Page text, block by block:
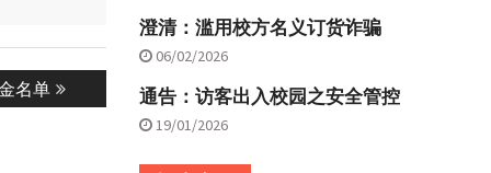
名单
澄清：滥用校方名义订货诈骗
06/02/2026
通告：访客出入校园之安全管控
19/01/2026